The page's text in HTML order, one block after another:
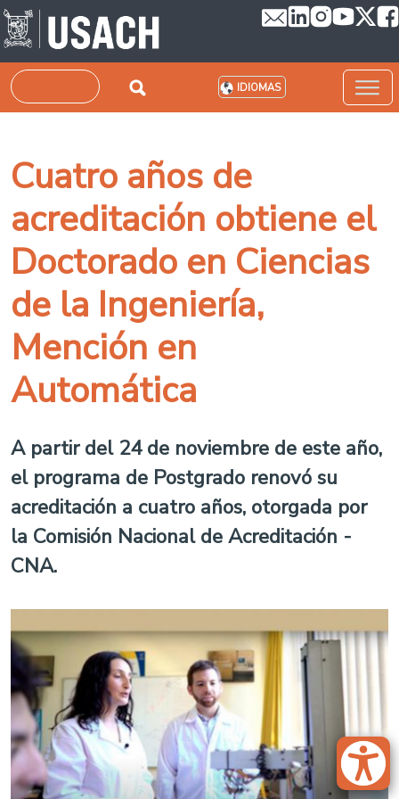
Pasar al contenido principal
Buscar IDIOMAS
Cuatro años de
acreditación obtiene el
Doctorado en Ciencias
de la Ingeniería,
Mención en
Automática
A partir del 24 de noviembre de este año,
el programa de Postgrado renovó su
acreditación a cuatro años, otorgada por
la Comisión Nacional de Acreditación -
CNA.